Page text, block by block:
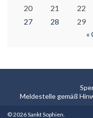
20
21 22
27
28 29
«
Meldestelle gemäß
© 2026 Sankt Sophien.